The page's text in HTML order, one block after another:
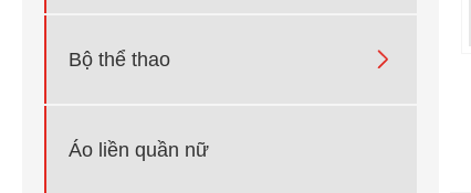
Bộ thể thao 
Áo liền quần nữ